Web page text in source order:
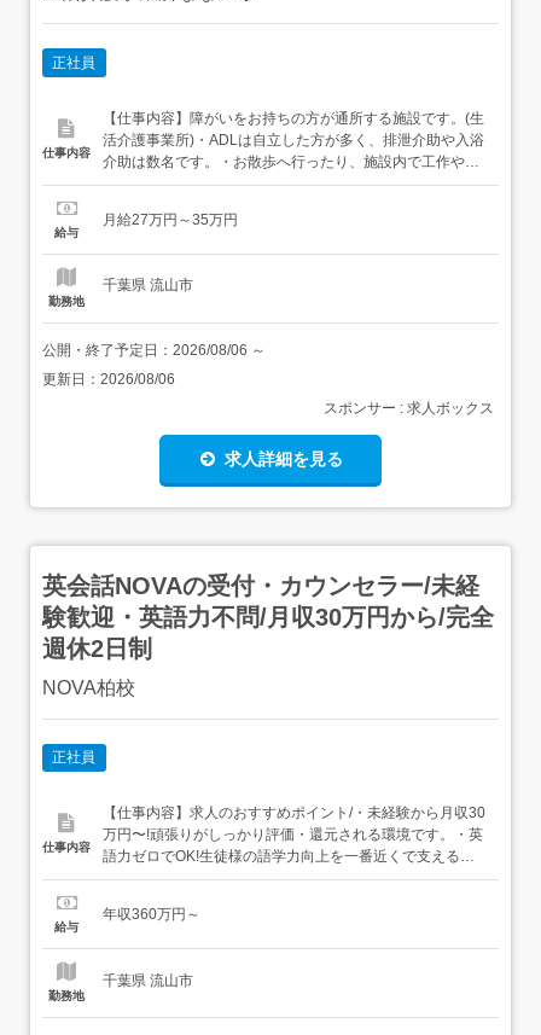
正社員
仕事内容
【仕事内容】障がいをお持ちの方が通所する施設です。(生
活介護事業所)・ADLは自立した方が多く、排泄介助や入浴
介助は数名です。・お散歩へ行ったり、施設内で工作やゲ
ームなど、のんびりとした時間を過ごせるようサポートし
ど)利用者さんが楽しめるように、プログラムを企画するこ
給与
月給27万円～35万円
勤務地
千葉県 流山市
公開・終了予定日： 2026/08/06 ～
更新日： 2026/08/06
スポンサー : 求人ボックス
求人詳細を見る
英会話NOVAの受付・カウンセラー/未経
験歓迎・英語力不問/月収30万円から/完全
週休2日制
NOVA柏校
正社員
仕事内容
【仕事内容】求人のおすすめポイント/・未経験から月収30
万円〜!頑張りがしっかり評価・還元される環境です。・英
語力ゼロでOK!生徒様の語学力向上を一番近くで支える
「伴走者」として活躍。・裁量のある校舎運営!アイデアを
す。<具体的な仕事内容>英会話スクール「NOVA」の校舎
給与
年収360万円～
勤務地
千葉県 流山市